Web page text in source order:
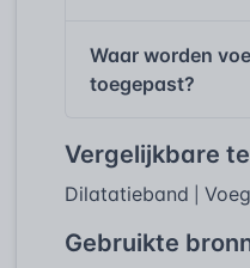
Waar worden
toegepast?
Vergelijkbare
Dilatatieband
Gebruikte